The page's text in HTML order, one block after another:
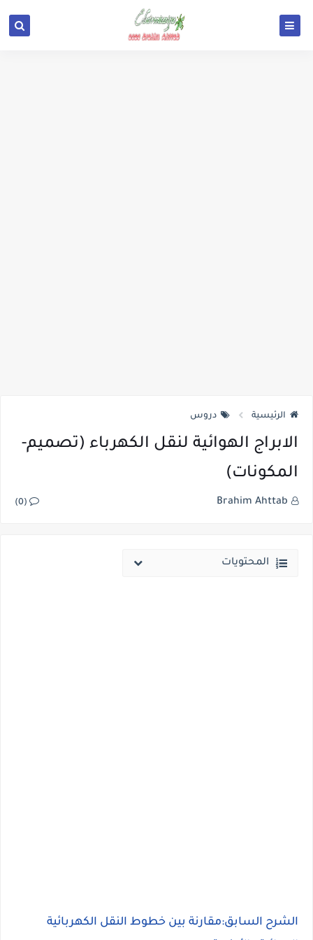
الرئيسية دروس
الابراج الهوائية لنقل الكهرباء (تصميم-
المكونات)
Brahim Ahttab
(0)
المحتويات
الشرح السابق:مقارنة بين خطوط النقل الكهربائية